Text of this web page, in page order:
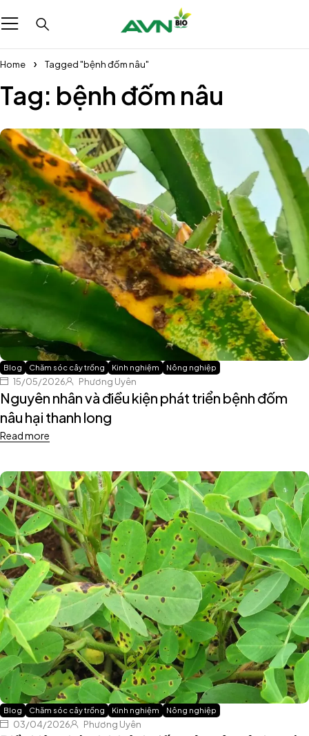
Home Tagged "bệnh đốm nâu"
Tag: bệnh đốm nâu
Blog Chăm sóc cây trồng Kinh nghiệm Nông nghiệp
15/05/2026 Phương Uyên
Nguyên nhân và điều kiện phát triển bệnh đốm
nâu hại thanh long
Read more
Blog Chăm sóc cây trồng Kinh nghiệm Nông nghiệp
03/04/2026 Phương Uyên